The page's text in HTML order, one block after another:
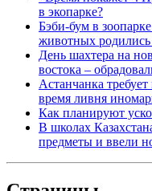
в экопарке?
Бэби-бум в
животных
День шахтера на
востока –
Астанчанка
время ливня
Как планируют
В школах
предметы и ввели